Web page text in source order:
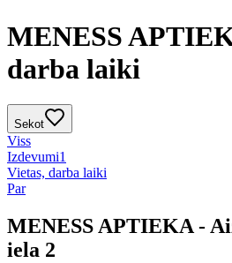
MENESS
darba laiki
Sekot
Viss
Izdevumi1
Vietas, darba laiki
Par
MENESS APTIEKA -
iela 2